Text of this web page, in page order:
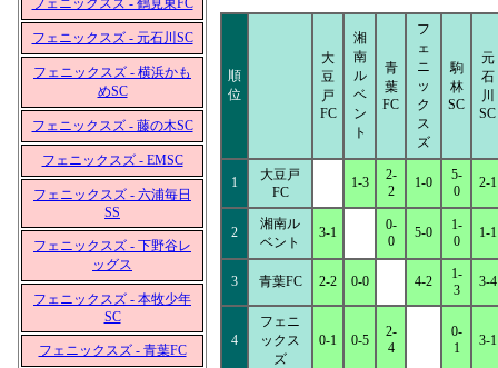
フェニックスズ - 鶴見東FC
フェニックスズ - 元石川SC
フェニックスズ - 横浜かも
めSC
フェニックスズ - 藤の木SC
フェニックスズ - EMSC
フェニックスズ - 六浦毎日
SS
フェニックスズ - 下野谷レ
ッグス
フェニックスズ - 本牧少年
SC
フェニックスズ - 青葉FC
順
位
大
豆
戸
FC
湘
南
ル
ベ
ン
ト
青
葉
FC
フ
ェ
ニ
ッ
ク
ス
ズ
駒
林
SC
元
石
川
SC
1
大豆戸
FC
1-3
2-
2
1-0
5-
0
2-1
2
湘南ル
ベント
3-1
0-
0
5-0
1-
0
1-1
3 青葉FC 2-2 0-0 4-2
1-
3
3-4
4
フェニ
ックス
ズ
0-1 0-5
2-
4
0-
1
3-1